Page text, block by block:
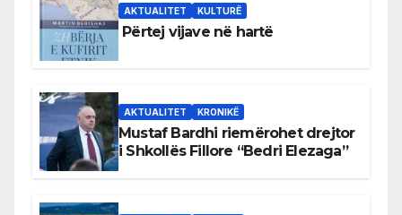
AKTUALITET KULTURË
Përtej vijave në hartë
AKTUALITET KRONIKË
Mustaf Bardhi riemërohet drejtor
i Shkollës Fillore “Bedri Elezaga”